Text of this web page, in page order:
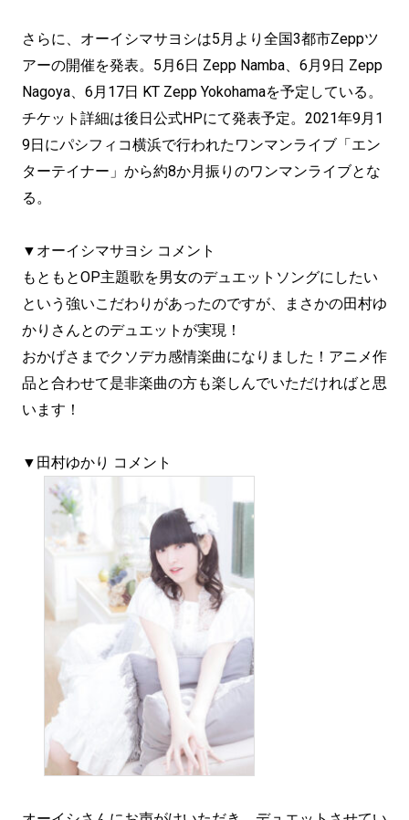
さらに、オーイシマサヨシは5月より全国3都市Zeppツ
アーの開催を発表。5月6日 Zepp Namba、6月9日 Zepp
Nagoya、6月17日 KT Zepp Yokohamaを予定している。
チケット詳細は後日公式HPにて発表予定。2021年9月1
9日にパシフィコ横浜で行われたワンマンライブ「エン
ターテイナー」から約8か月振りのワンマンライブとな
る。
▼オーイシマサヨシ コメント
もともとOP主題歌を男女のデュエットソングにしたい
という強いこだわりがあったのですが、まさかの田村ゆ
かりさんとのデュエットが実現！
おかげさまでクソデカ感情楽曲になりました！アニメ作
品と合わせて是非楽曲の方も楽しんでいただければと思
います！
▼田村ゆかり コメント